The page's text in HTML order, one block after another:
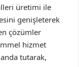
üretimi ile
genişleterek
çözümler
hizmet
tutarak,